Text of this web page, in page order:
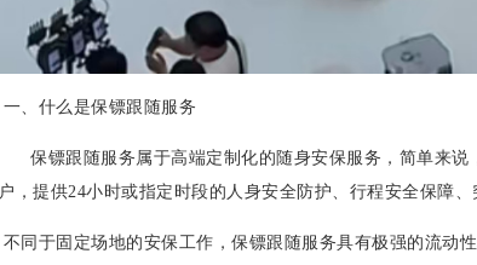
一、什么是保镖跟随服务
保镖跟随服务属于高端定制化的随身安保服务，简单来说
户，提供24小时或指定时段的人身安全防护、行程安全保障、
不同于固定场地的安保工作，保镖跟随服务具有极强的流动